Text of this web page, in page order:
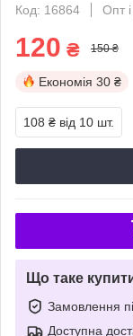
Код: 16864
Опт
120 ₴ 150 ₴
Економія 30 ₴
108 ₴ від 10 шт.
Що таке
Замовлення
Доступна